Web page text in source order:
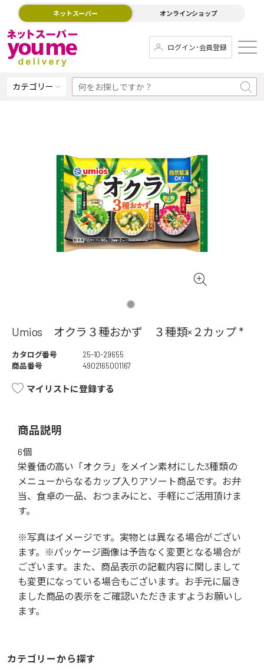
ネットスーパー オンラインショップ
ログイン･会員登録
カテゴリー
Umios オクラ３種おかず ３種類×２カップ *
カタログ番号
25-10-29655
商品番号
4902165001167
マイリストに登録する
商品説明
6個
栄養価の高い「オクラ」をメイン素材にした3種類の
メニューからなるカップ入りアソート商品です。お弁
当、食卓の一品、おつまみにと、手軽にご活用頂けま
す。
※写真はイメージです。実物とは異なる場合がござい
ます。※パッケージ画像は予告なく変更となる場合が
ございます。また、商品表示の記載内容に関しまして
も変更になっている場合もございます。お手元に届き
ました商品の表示をご確認いただきますようお願いし
ます。
カテゴリーから探す